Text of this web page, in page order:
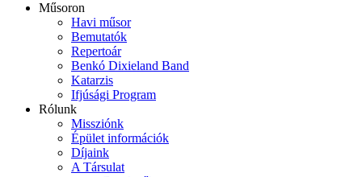
Műsoron
Havi műsor
Bemutatók
Repertoár
Benkó Dixieland Band
Katarzis
Ifjúsági Program
Rólunk
Missziónk
Épület információk
Díjaink
A Társulat